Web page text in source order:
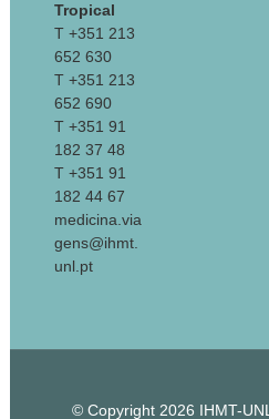
Tropical
T +351 213
652 630
T +351 213
652 690
T +351 91
182 37 48
T +351 91
182 44 67
medicina.via
gens@ihmt.
unl.pt
© Copyright 2026 IHMT-UNL